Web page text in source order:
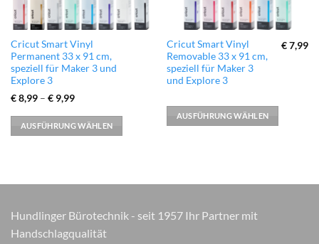
Cricut Smart Vinyl
Permanent 33 x 91 cm,
speziell für Maker 3 und
Explore 3
€8,99– €9,99
AUSFÜHRUNG WÄHLEN
Dieses
Produkt
weist
mehrere
Varianten
auf.
Die
gewählt
werden
Cricut Smart Vinyl
Removable 33 x 91 cm,
speziell für Maker 3
und Explore 3
€7,99
AUSFÜHRUNG WÄHLEN
Dieses
Produkt
weist
mehrere
auf.
gewählt
Hundlinger Bürotechnik - seit 1957 Ihr Partner mit
Handschlagqualität